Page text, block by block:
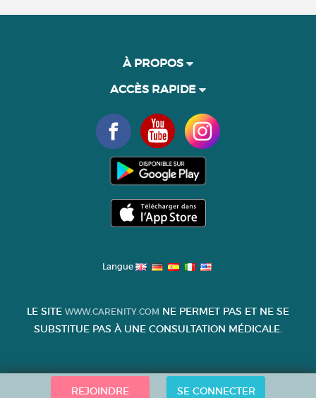
REJOINDRE SE CONNECTER
À PROPOS
ACCÈS RAPIDE
Langue
LE SITE WWW.CARENITY.COM NE PERMET PAS ET NE SE
SUBSTITUE PAS À UNE CONSULTATION MÉDICALE.